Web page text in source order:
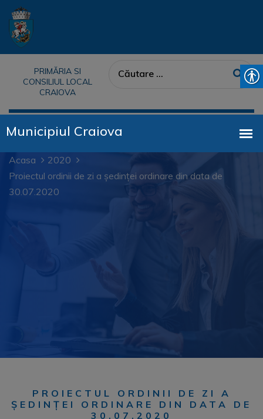
PRIMĂRIA SI
CONSILIUL LOCAL
CRAIOVA
Acasa
2020
Proiectul ordinii de zi a ședinței ordinare din data de
30.07.2020
PROIECTUL ORDINII DE ZI A
ȘEDINȚEI ORDINARE DIN DATA DE
30.07.2020